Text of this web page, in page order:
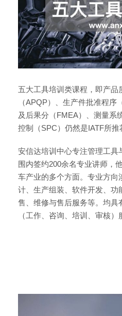
五大工具培训类课程，即产品
（APQP）、生产件批准程
及后果分（FMEA）、测量系
控制（SPC）仍然是IATF所推
安信达培训中心专注管理工具
围内签约200余名专业讲师，
车产业的多个方面。专业方向
计、生产组装、软件开发、功
售、维修与售后服务等。均具
（工作、咨询、培训、审核）